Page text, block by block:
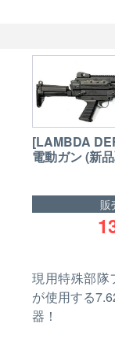
[LAMBDA
電動ガン (新
販
現用特殊部隊
が使用する
器！